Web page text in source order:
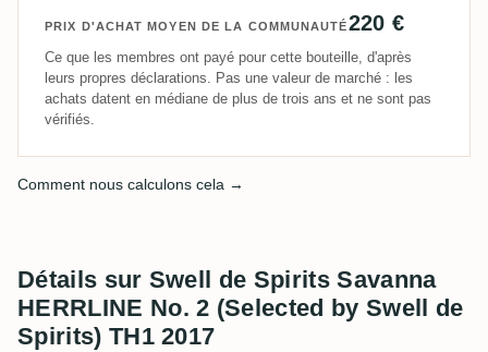
PRIX D'ACHAT MOYEN DE LA COMMUNAUTÉ220 €
Ce que les membres ont payé pour cette bouteille, d'après
leurs propres déclarations. Pas une valeur de marché : les
achats datent en médiane de plus de trois ans et ne sont pas
vérifiés.
Comment nous calculons cela →
Détails sur Swell de Spirits Savanna
HERRLINE No. 2 (Selected by Swell de
Spirits) TH1 2017